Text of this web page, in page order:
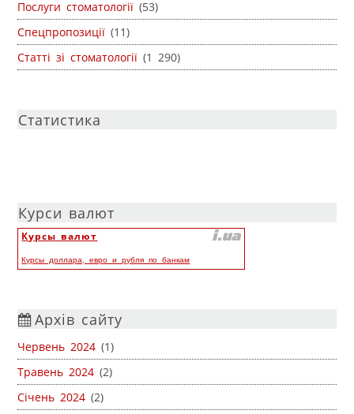
Послуги стоматології (53)
Спецпропозиції (11)
Статті зі стоматології (1 290)
Статистика
Курси валют
Курсы валют
Курсы доллара, евро и рубля по банкам
Архів сайту
Червень 2024 (1)
Травень 2024 (2)
Січень 2024 (2)